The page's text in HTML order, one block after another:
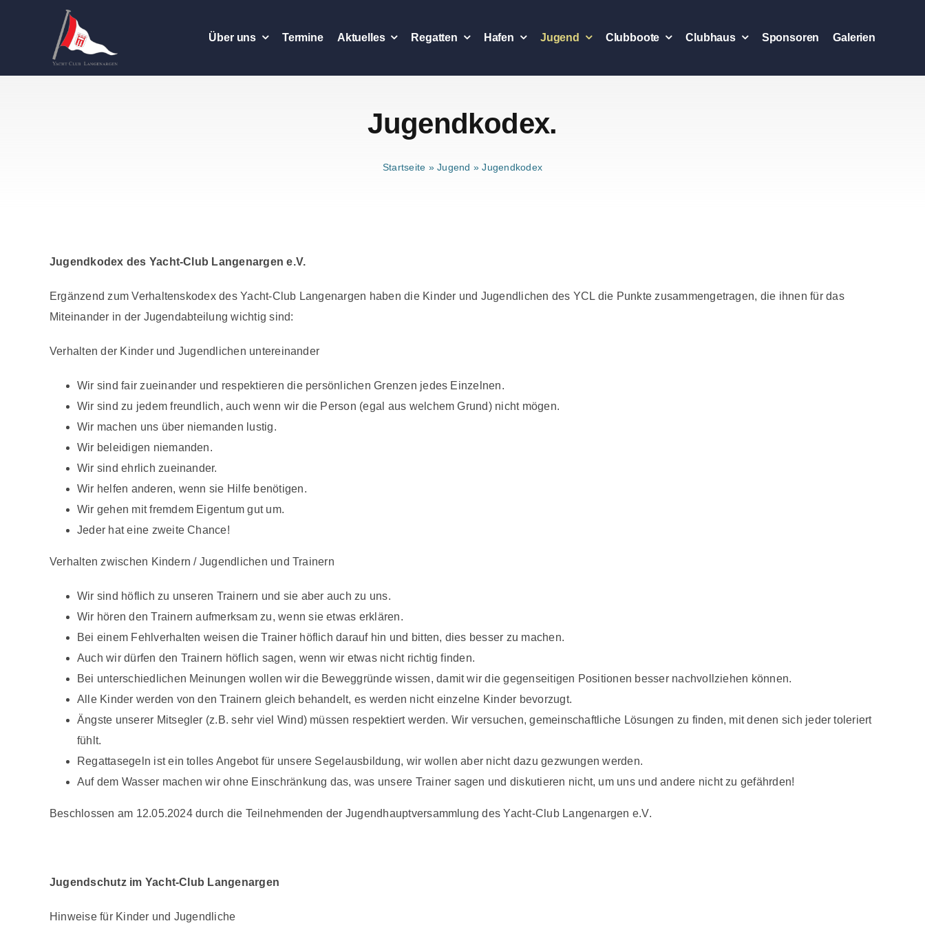
Über uns Termine Aktuelles Regatten Hafen Jugend Clubboote Clubhaus Sponsoren Galerien
Jugendkodex.
Startseite »Jugend »Jugendkodex
Jugendkodex des Yacht-Club Langenargen e.V.
Ergänzend zum Verhaltenskodex des Yacht-Club Langenargen haben die Kinder und Jugendlichen des YCL die Punkte zusammengetragen, die ihnen für das
Miteinander in der Jugendabteilung wichtig sind:
Verhalten der Kinder und Jugendlichen untereinander
Wir sind fair zueinander und respektieren die persönlichen Grenzen jedes Einzelnen.
Wir sind zu jedem freundlich, auch wenn wir die Person (egal aus welchem Grund) nicht mögen.
Wir machen uns über niemanden lustig.
Wir beleidigen niemanden.
Wir sind ehrlich zueinander.
Wir helfen anderen, wenn sie Hilfe benötigen.
Wir gehen mit fremdem Eigentum gut um.
Jeder hat eine zweite Chance!
Verhalten zwischen Kindern / Jugendlichen und Trainern
Wir sind höflich zu unseren Trainern und sie aber auch zu uns.
Wir hören den Trainern aufmerksam zu, wenn sie etwas erklären.
Bei einem Fehlverhalten weisen die Trainer höflich darauf hin und bitten, dies besser zu machen.
Auch wir dürfen den Trainern höflich sagen, wenn wir etwas nicht richtig finden.
Bei unterschiedlichen Meinungen wollen wir die Beweggründe wissen, damit wir die gegenseitigen Positionen besser nachvollziehen können.
Alle Kinder werden von den Trainern gleich behandelt, es werden nicht einzelne Kinder bevorzugt.
Ängste unserer Mitsegler (z.B. sehr viel Wind) müssen respektiert werden. Wir versuchen, gemeinschaftliche Lösungen zu finden, mit denen sich jeder toleriert
fühlt.
Regattasegeln ist ein tolles Angebot für unsere Segelausbildung, wir wollen aber nicht dazu gezwungen werden.
Auf dem Wasser machen wir ohne Einschränkung das, was unsere Trainer sagen und diskutieren nicht, um uns und andere nicht zu gefährden!
Beschlossen am 12.05.2024durch die Teilnehmenden der Jugendhauptversammlung des Yacht-Club Langenargen e.V.
Jugendschutz im Yacht-Club Langenargen
Hinweise für Kinder und Jugendliche